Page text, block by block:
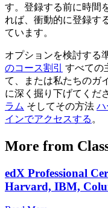
す。登録する前に時間
れば、衝動的に登録す
ています。
オプションを検討する
のコース割引
すべての
て、または私たちのガ
に深く掘り下げてくだ
ラム そしてその方法 ハ
インでアクセスする 。
More from
edX Professional
Harvard, IBM,